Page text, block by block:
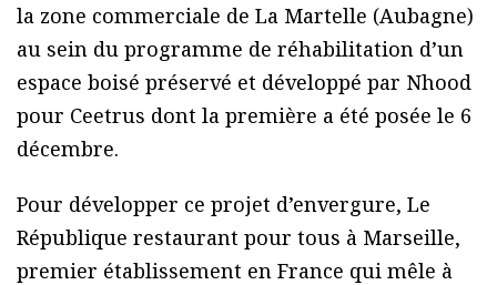
la zone commerciale de La Martelle (Aubagne)
au sein du programme de réhabilitation d’un
espace boisé préservé et développé par Nhood
pour Ceetrus dont la première a été posée le 6
décembre.
Pour développer ce projet d’envergure, Le
République restaurant pour tous à Marseille,
premier établissement en France qui mêle à